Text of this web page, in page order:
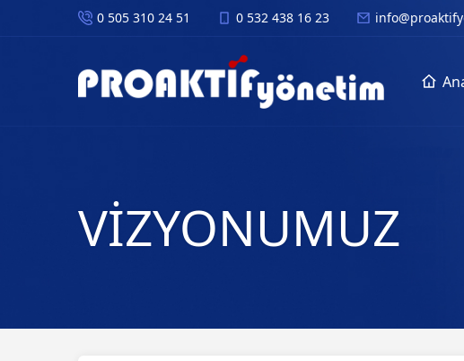
0 505 310 24 51 0 532 438 16 23
VİZYONUMUZ